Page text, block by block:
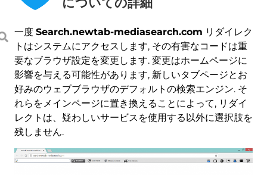
一度 Search.newtab-mediasearch.com リダイレク
トはシステムにアクセスします, その有害なコードは重
要なブラウザ設定を変更します. 変更はホームページに
影響を与える可能性があります, 新しいタブページとお
好みのウェブブラウザのデフォルトの検索エンジン. そ
れらをメインページに置き換えることによって, リダイ
レクトは、疑わしいサービスを使用する以外に選択肢を
残しません.